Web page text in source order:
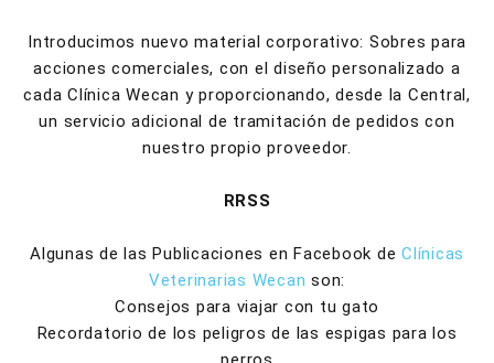
Introducimos nuevo material corporativo: Sobres para
acciones comerciales, con el diseño personalizado a
cada Clínica Wecan y proporcionando, desde la Central,
un servicio adicional de tramitación de pedidos con
nuestro propio proveedor.
RRSS
Algunas de las Publicaciones en Facebook de Clínicas
Veterinarias Wecan son:
Consejos para viajar con tu gato
Recordatorio de los peligros de las espigas para los